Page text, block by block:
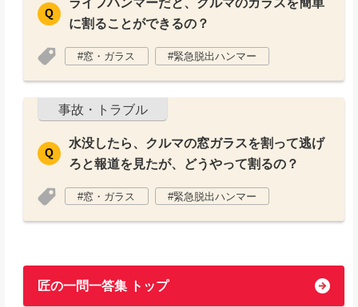
ライフハンマーだと、クルマのガラスを簡単
に割ることができるの？
窓・ガラス 緊急脱出ハンマー
事故・トラブル
水没したら、クルマの窓ガラスを割って逃げ
ろと報道を見たが、どうやって割るの？
窓・ガラス 緊急脱出ハンマー
匠の一問一答集 トップ